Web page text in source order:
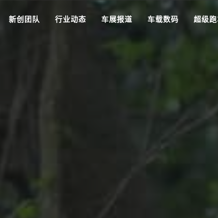
新创团队 行业动态 车展报道 车载数码 超级